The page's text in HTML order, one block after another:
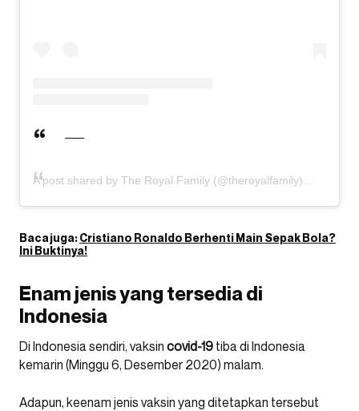
A post shared by The Royal Family (@theroyalfamily)
Baca juga:Cristiano Ronaldo Berhenti Main Sepak Bola?
Ini Buktinya!
Enam jenis yang tersedia di
Indonesia
Di Indonesia sendiri, vaksin covid-19 tiba di Indonesia
kemarin (Minggu 6, Desember 2020) malam.
Adapun, keenam jenis vaksin yang ditetapkan tersebut